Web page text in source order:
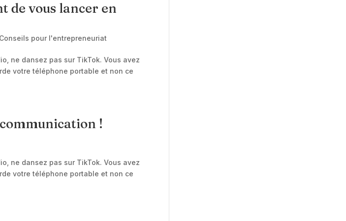
de vous lancer en
Conseils pour l'entrepreneuriat
ne dansez pas sur TikTok. Vous avez
votre téléphone portable et non ce
!
ne dansez pas sur TikTok. Vous avez
votre téléphone portable et non ce